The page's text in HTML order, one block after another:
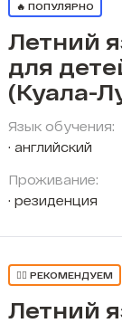
🔥 ПОПУЛЯРНО
Летний
для
(Куала-
Язык обучения:
английский
Проживание:
резиденция
👍🏼 РЕКОМЕНДУЕМ
Летний